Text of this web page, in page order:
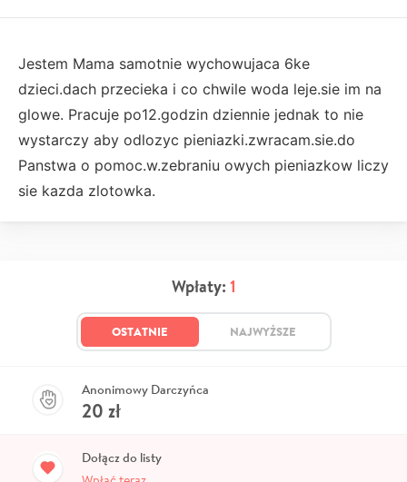
Jestem Mama samotnie wychowujaca 6ke
dzieci.dach przecieka i co chwile woda leje.sie im na
glowe. Pracuje po12.godzin dziennie jednak to nie
wystarczy aby odlozyc pieniazki.zwracam.sie.do
Panstwa o pomoc.w.zebraniu owych pieniazkow liczy
sie kazda zlotowka.
Wpłaty: 1
OSTATNIE NAJWYŻSZE
Anonimowy Darczyńca
20 zł
Dołącz do listy